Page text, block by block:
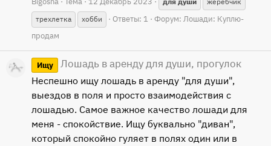
трехлетка
хобби Ответы: 1 Форум: Лошади: Куплю-
продам
Ищу Лошадь в аренду для души, прогулок
Неспешно ищу лошадь в аренду "для души",
выездов в поля и просто взаимодействия с
лошадью. Самое важное качество лошади для
меня - спокойствие. Ищу буквально "диван",
который спокойно гуляет в полях один или в